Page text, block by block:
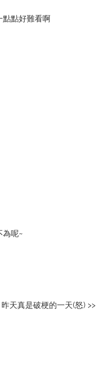
點點好難看啊
為呢~
天真是破梗的一天(怒) >>